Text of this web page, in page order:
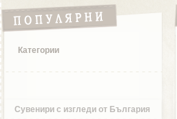
Категории
Сувенири с изгледи от България